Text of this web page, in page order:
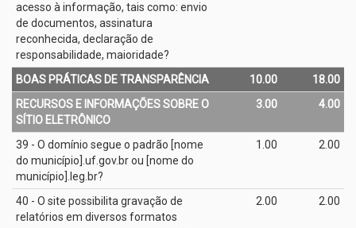
acesso à informação, tais como: envio
de documentos, assinatura
reconhecida, declaração de
responsabilidade, maioridade?
BOAS PRÁTICAS DE TRANSPARÊNCIA 10.00
18.00
RECURSOS E INFORMAÇÕES SOBRE O
SÍTIO ELETRÔNICO
3.00 4.00
39 - O domínio segue o padrão [nome
do município].uf.gov.br ou [nome do
município].leg.br?
1.00 2.00
40 - O site possibilita gravação de
relatórios em diversos formatos
2.00 2.00